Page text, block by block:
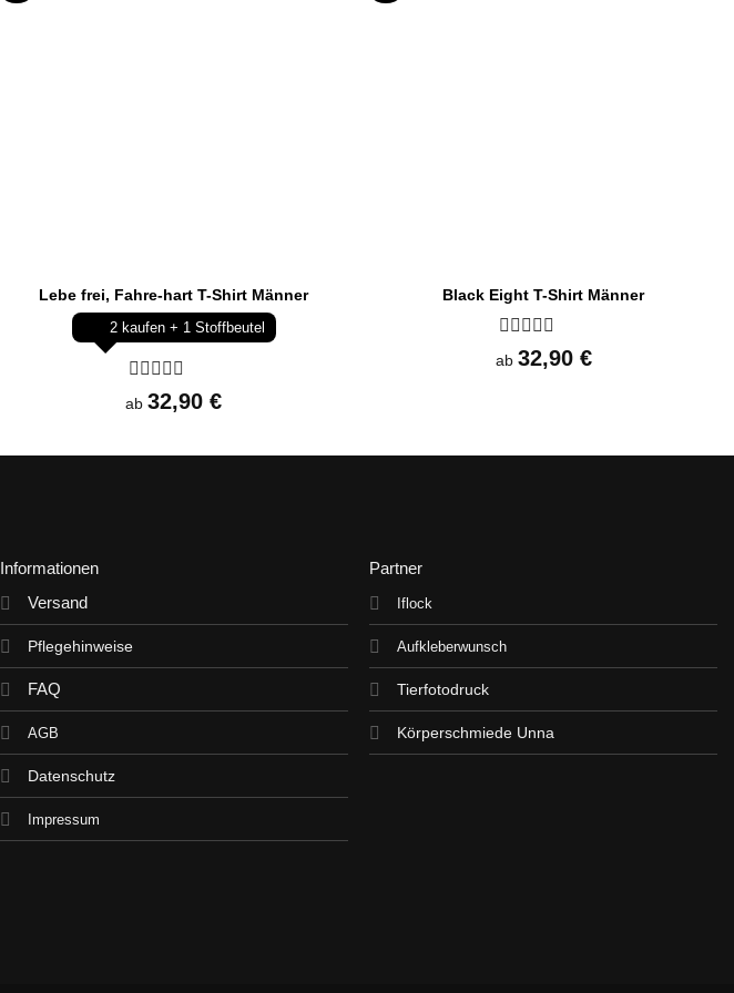
Lebe frei, Fahre-hart T-Shirt Männer
2 kaufen + 1 Stoffbeutel
Bewertet
mit
ab32,90€
Black Eight T-Shirt Männer
Bewertet
mit
ab 32,90 €
Informationen
Versand
Pflegehinweise
FAQ
AGB
Datenschutz
Impressum
Partner
Iflock
Aufkleberwunsch
Tierfotodruck
Körperschmiede Unna